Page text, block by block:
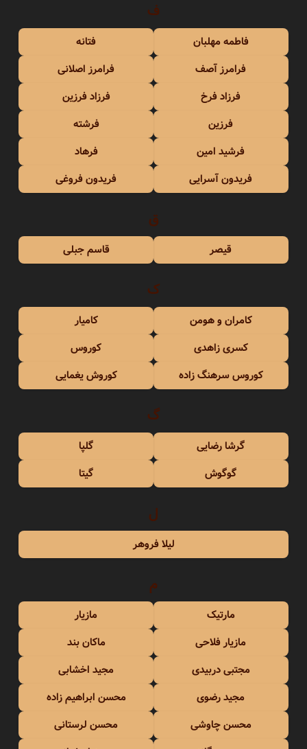
ف
فاطمه مهلبان
فتانه
فرامرز آصف
فرامرز اصلانی
فرزاد فرخ
فرزاد فرزین
فرزین
فرشته
فرشید امین
فرهاد
فریدون آسرایی
فریدون فروغی
ق
قیصر قاسم جبلی
ک
کامران و هومن
کامیار
کسری زاهدی
کوروس
کوروس سرهنگ زاده
کوروش یغمایی
گ
گرشا رضایی
گلپا
گوگوش
گیتا
ل
لیلا فروهر
م
مارتیک
مازیار
مازیار فلاحی
ماکان بند
مجتبی دربیدی
مجید اخشابی
مجید رضوی
محسن ابراهیم زاده
محسن چاوشی
محسن لرستانی